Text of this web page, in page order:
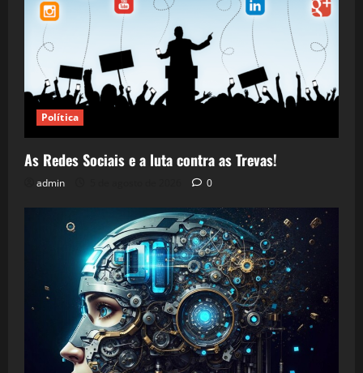
Política
As Redes Sociais e a luta contra as Trevas!
admin 0